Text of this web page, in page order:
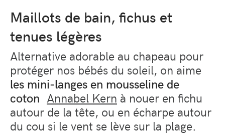
Maillots de bain, fichus et
tenues légères
Alternative adorable au chapeau pour
protéger nos bébés du soleil, on aime
les mini-langes en mousseline de
coton Annabel Kern à nouer en fichu
autour de la tête, ou en écharpe autour
du cou si le vent se lève sur la plage.